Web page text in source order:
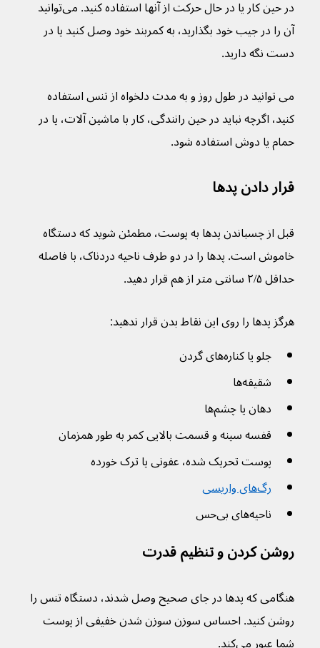
در حین کار یا در حال حرکت از آنها استفاده کنید. می‌توانید
آن را در جیب خود بگذارید، به کمربند خود وصل کنید یا در
دست نگه دارید.
می توانید در طول روز و به مدت دلخواه از تنس استفاده
کنید، اگرچه نباید در حین رانندگی، کار با ماشین آلات، یا در
حمام یا دوش استفاده شود.
قرار دادن پدها
قبل از چسباندن پدها به پوست، مطمئن شوید که دستگاه
خاموش است. پدها را در دو طرف ناحیه دردناک، با فاصله
حداقل ۲/۵ سانتی متر از هم قرار دهید.
هرگز پدها را روی این نقاط بدن قرار ندهید:
جلو یا کناره‌های گردن
شقیقه‌ها
دهان یا چشم‌ها
قفسه سینه و قسمت بالایی کمر به طور همزمان
پوست تحریک شده، عفونی یا ترک خورده
رگ‌های واریسی
ناحیه‌های بی‌حس
روشن کردن و تنظیم قدرت
هنگامی که پدها در جای صحیح وصل شدند، دستگاه تنس را
روشن کنید. احساس سوزن سوزن شدن خفیفی از پوست